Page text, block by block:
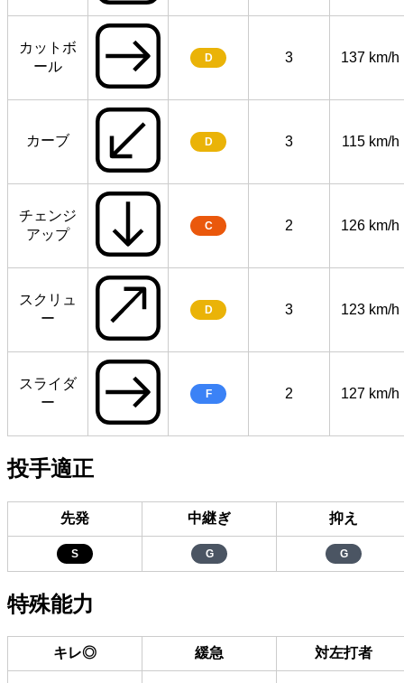
カットボ
ール
D 3 137 km/h
カーブ D 3 115 km/h
チェンジ
アップ
C 2 126 km/h
スクリュ
ー
D 3 123 km/h
スライダ
ー
F 2 127 km/h
投手適正
先発 中継ぎ 抑え
S G G
特殊能力
キレ◎ 緩急 対左打者